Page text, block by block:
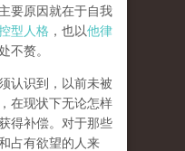
要原因就在于自我
型人格 ，也以他律
不赘。
认识到，以前未被
在现状下无论怎样
得补偿。对于那些
占有欲望的人来